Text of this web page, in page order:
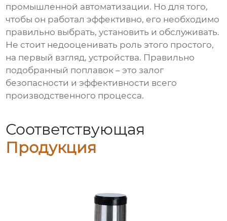
промышленной автоматизации. Но для того,
чтобы он работал эффективно, его необходимо
правильно выбрать, установить и обслуживать.
Не стоит недооценивать роль этого простого,
на первый взгляд, устройства. Правильно
подобранный поплавок – это залог
безопасности и эффективности всего
производственного процесса.
Соответствующая
Продукция